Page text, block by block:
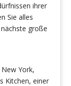
ihrer
Sie alles
große
York,
Kitchen, einer